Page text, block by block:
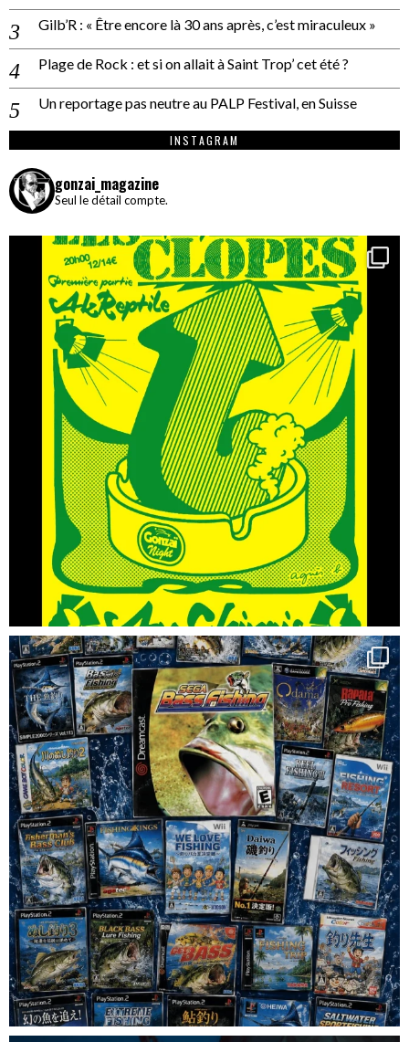
Gilb’R : « Être encore là 30 ans après, c’est miraculeux »
Plage de Rock : et si on allait à Saint Trop’ cet été ?
Un reportage pas neutre au PALP Festival, en Suisse
INSTAGRAM
gonzai_magazine
Seul le détail compte.